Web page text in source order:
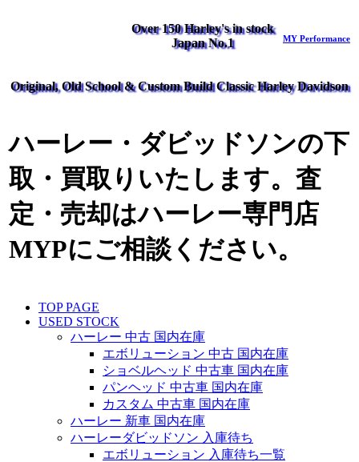
Over 150 Harley's in stock
Japan No.1
MY Performance
Original, Old School & Custom Build Classic Harley Davidson
ハーレー・ダビッドソンの下
取・買取りいたします。査
定・売却はハーレー専門店
MYPにご相談ください。
TOP PAGE
USED STOCK
ハーレー 中古 国内在庫
エボリューション 中古 国内在庫
ショベルヘッド 中古車 国内在庫
パンヘッド 中古車 国内在庫
カスタム 中古車 国内在庫
ハーレー 新車 国内在庫
ハーレーダビッドソン 入庫待ち
エボリューション 入庫待ち一覧